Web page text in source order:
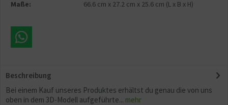
Maße:
66.6 cm x 27.2 cm x 25.6 cm (L x B x H)
Beschreibung
Bei einem Kauf unseres Produktes erhältst du genau die von uns
oben in dem 3D-Modell aufgeführte... mehr